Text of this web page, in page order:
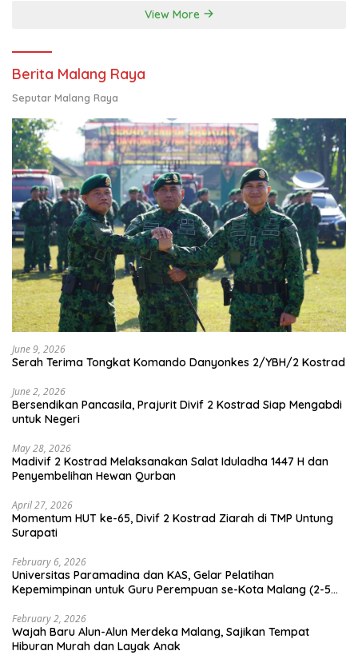
View More
Berita Malang Raya
Seputar Malang Raya
June 9, 2026
Serah Terima Tongkat Komando Danyonkes 2/YBH/2 Kostrad
June 2, 2026
Bersendikan Pancasila, Prajurit Divif 2 Kostrad Siap Mengabdi
untuk Negeri
May 28, 2026
Madivif 2 Kostrad Melaksanakan Salat Iduladha 1447 H dan
Penyembelihan Hewan Qurban
April 27, 2026
Momentum HUT ke-65, Divif 2 Kostrad Ziarah di TMP Untung
Surapati
February 6, 2026
Universitas Paramadina dan KAS, Gelar Pelatihan
Kepemimpinan untuk Guru Perempuan se-Kota Malang (2-5
February 2, 2026
Wajah Baru Alun-Alun Merdeka Malang, Sajikan Tempat
Hiburan Murah dan Layak Anak